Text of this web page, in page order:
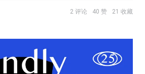
2 评论 40 赞 21 收藏